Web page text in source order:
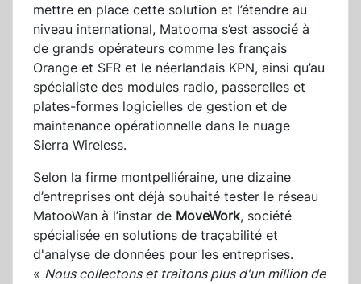
mettre en place cette solution et l’étendre au
niveau international, Matooma s’est associé à
de grands opérateurs comme les français
Orange et SFR et le néerlandais KPN, ainsi qu’au
spécialiste des modules radio, passerelles et
plates-formes logicielles de gestion et de
maintenance opérationnelle dans le nuage
Sierra Wireless.
Selon la firme montpelliéraine, une dizaine
d’entreprises ont déjà souhaité tester le réseau
MatooWan à l’instar de MoveWork, société
spécialisée en solutions de traçabilité et
d'analyse de données pour les entreprises.
« Nous collectons et traitons plus d'un million de